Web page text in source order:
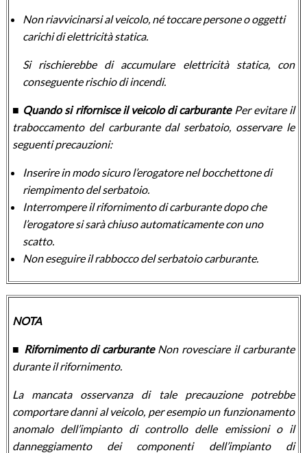
Non riavvicinarsi al veicolo, né toccare persone o oggetti
carichi di elettricità statica.
Si rischierebbe di accumulare elettricità statica, con
conseguente rischio di incendi.
■ Quando si rifornisce il veicolo di carburantePer evitare il
traboccamento del carburante dal serbatoio, osservare le
seguenti precauzioni:
Inserire in modo sicuro l’erogatore nel bocchettone di
riempimento del serbatoio.
Interrompere il rifornimento di carburante dopo che
l’erogatore si sarà chiuso automaticamente con uno
scatto.
Non eseguire il rabbocco del serbatoio carburante.
NOTA
■ Rifornimento di carburanteNon rovesciare il carburante
durante il rifornimento.
La mancata osservanza di tale precauzione potrebbe
comportare danni al veicolo, per esempio un funzionamento
anomalo dell’impianto di controllo delle emissioni o il
danneggiamento dei componenti dell’impianto di